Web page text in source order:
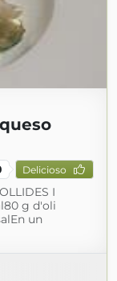
Delicioso
I
g d'oli
un